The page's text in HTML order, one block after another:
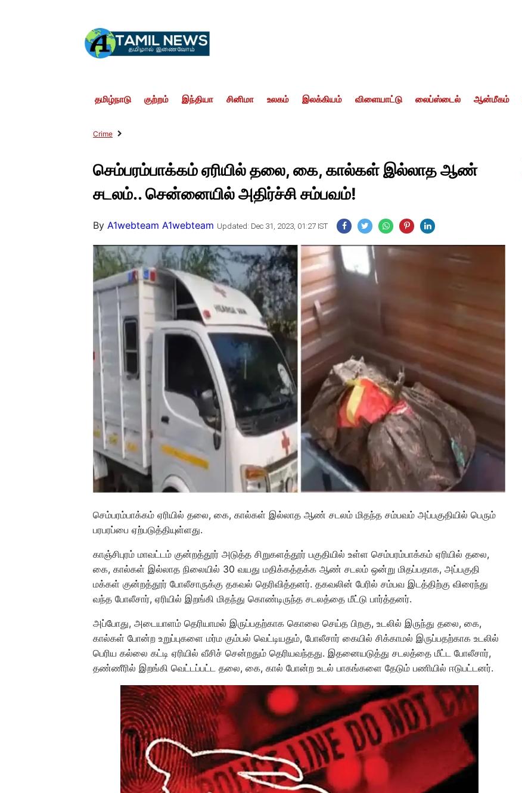
தமிழ்நாடு குற்றம் இந்தியா சினிமா உலகம் இலக்கியம் விளையாட்டு லைப்ஸ்டைல் ஆன்மீகம்
Crime
செம்பரம்பாக்கம் ஏரியில் தலை, கை, கால்கள் இல்லாத ஆண்
சடலம்.. சென்னையில் அதிர்ச்சி சம்பவம்!
ByA1webteam A1webteam Updated: Dec 31, 2023, 01:27 IST
செம்பரம்பாக்கம் ஏரியில் தலை, கை, கால்கள் இல்லாத ஆண் சடலம் மிதந்த சம்பவம் அப்பகுதியில் பெரும்
பரபரப்பை ஏற்படுத்தியுள்ளது.
காஞ்சிபுரம் மாவட்டம் குன்றத்தூர் அடுத்த சிறுகளத்தூர் பகுதியில் உள்ள செம்பரம்பாக்கம் ஏரியில் தலை,
கை, கால்கள் இல்லாத நிலையில் 30 வயது மதிக்கத்தக்க ஆண் சடலம் ஒன்று மிதப்பதாக, அப்பகுதி
மக்கள் குன்றத்தூர் போலீசாருக்கு தகவல் தெரிவித்தனர். தகவலின் பேரில் சம்பவ இடத்திற்கு விரைந்து
வந்த போலீசார், ஏரியில் இறங்கி மிதந்து கொண்டிருந்த சடலத்தை மீட்டு பார்த்தனர்.
அப்போது, அடையாளம் தெரியாமல் இருப்பதற்காக கொலை செய்த பிறகு, உடலில் இருந்து தலை, கை,
கால்கள் போன்ற உறுப்புகளை மர்ம கும்பல் வெட்டியதும், போலீசார் கையில் சிக்காமல் இருப்பதற்காக உடலில்
பெரிய கல்லை கட்டி ஏரியில் வீசிச் சென்றதும் தெரியவந்தது. இதனையடுத்து சடலத்தை மீட்ட போலீசார்,
தண்ணீரில் இறங்கி வெட்டப்பட்ட தலை, கை, கால் போன்ற உடல் பாகங்களை தேடும் பணியில் ஈடுபட்டனர்.